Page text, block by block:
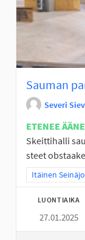
Sauman
Severi
ETENEE
Skeittihalli
steet
Rajaa tulokset
Itäinen
LUONTIAIKA
27.01.2025